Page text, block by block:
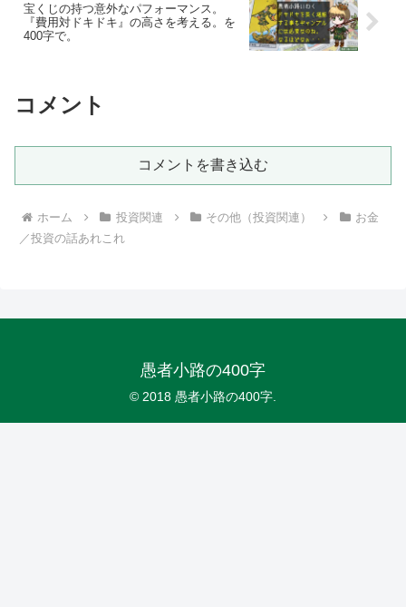
宝くじの持つ意外なパフォーマンス。
『費用対ドキドキ』の高さを考える。を
400字で。
コメント
コメントを書き込む
ホーム 投資関連 その他（投資関連）
お金
／投資の話あれこれ
愚者小路の400字
© 2018 愚者小路の400字.